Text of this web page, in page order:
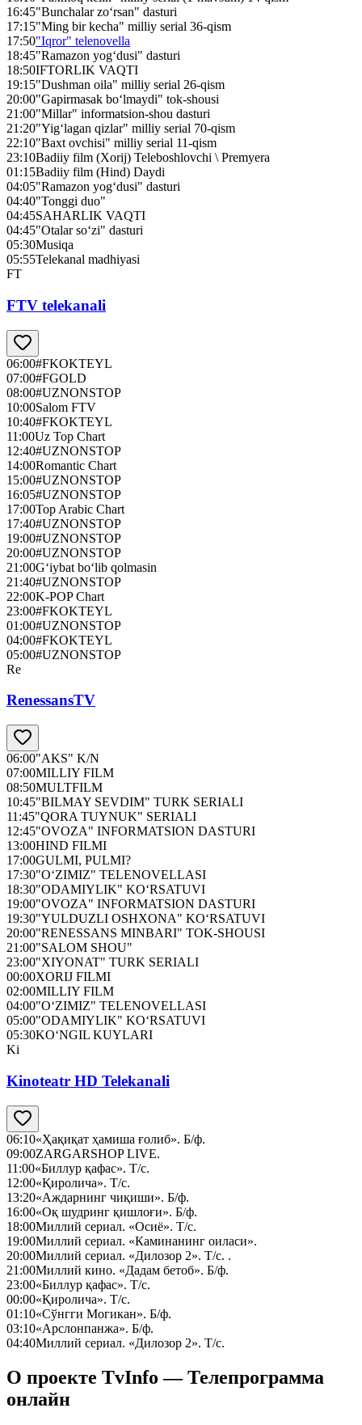
16:45"Bunchalar zo‘rsan" dasturi
17:15"Ming bir kecha" milliy serial 36-qism
17:50"Iqror" telenovella
18:45"Ramazon yog‘dusi" dasturi
18:50IFTORLIK VAQTI
19:15"Dushman oila" milliy serial 26-qism
20:00"Gapirmasak bo‘lmaydi" tok-shousi
21:00"Millar" informatsion-shou dasturi
21:20"Yig‘lagan qizlar" milliy serial 70-qism
22:10"Baxt ovchisi" milliy serial 11-qism
23:10Badiiy film (Xorij) Teleboshlovchi \ Premyera
01:15Badiiy film (Hind) Daydi
04:05"Ramazon yog‘dusi" dasturi
04:40"Tonggi duo"
04:45SAHARLIK VAQTI
04:45"Otalar so‘zi" dasturi
05:30Musiqa
05:55Telekanal madhiyasi
FT
FTV telekanali
06:00#FKOKTEYL
07:00#FGOLD
08:00#UZNONSTOP
10:00Salom FTV
10:40#FKOKTEYL
11:00Uz Top Chart
12:40#UZNONSTOP
14:00Romantic Chart
15:00#UZNONSTOP
16:05#UZNONSTOP
17:00Top Arabic Chart
17:40#UZNONSTOP
19:00#UZNONSTOP
20:00#UZNONSTOP
21:00G‘iybat bo‘lib qolmasin
21:40#UZNONSTOP
22:00K-POP Chart
23:00#FKOKTEYL
01:00#UZNONSTOP
04:00#FKOKTEYL
05:00#UZNONSTOP
Re
RenessansTV
06:00"AKS" K/N
07:00MILLIY FILM
08:50MULTFILM
10:45"BILMAY SEVDIM" TURK SERIALI
11:45"QORA TUYNUK" SERIALI
12:45"OVOZA" INFORMATSION DASTURI
13:00HIND FILMI
17:00GULMI, PULMI?
17:30"O‘ZIMIZ" TELENOVELLASI
18:30"ODAMIYLIK" KO‘RSATUVI
19:00"OVOZA" INFORMATSION DASTURI
19:30"YULDUZLI OSHXONA" KO‘RSATUVI
20:00"RENESSANS MINBARI" TOK-SHOUSI
21:00"SALOM SHOU"
23:00"XIYONAT" TURK SERIALI
00:00XORIJ FILMI
02:00MILLIY FILM
04:00"O‘ZIMIZ" TELENOVELLASI
05:00"ODAMIYLIK" KO‘RSATUVI
05:30KO‘NGIL KUYLARI
Ki
Kinoteatr HD Telekanali
06:10«Ҳақиқат ҳамиша ғолиб». Б/ф.
09:00ZARGARSHOP LIVE.
11:00«Биллур қафас». Т/с.
12:00«Қиролича». Т/с.
13:20«Аждарнинг чиқиши». Б/ф.
16:00«Оқ шудринг қишлоғи». Б/ф.
18:00Миллий сериал. «Осиё». Т/с.
19:00Миллий сериал. «Каминанинг оиласи».
20:00Миллий сериал. «Дилозор 2». Т/с. .
21:00Миллий кино. «Дадам бетоб». Б/ф.
23:00«Биллур қафас». Т/с.
00:00«Қиролича». Т/с.
01:10«Сўнгги Могикан». Б/ф.
03:10«Арслонпанжа». Б/ф.
04:40Миллий сериал. «Дилозор 2». Т/с.
О проекте TvInfo — Телепрограмма
онлайн